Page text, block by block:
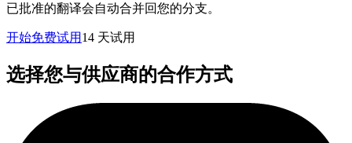
已批准的翻译会自动合并回您的分支。
开始免费试用 14 天试用
选择您与供应商的合作方式